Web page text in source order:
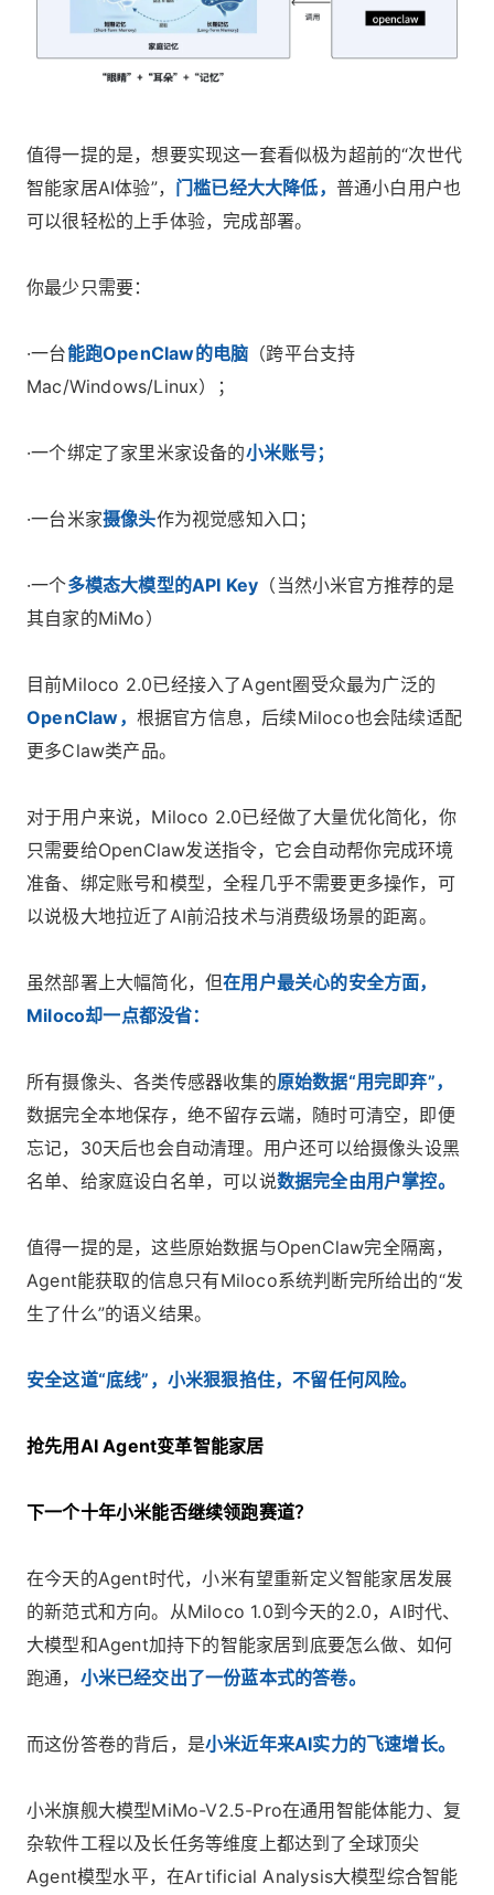
值得一提的是，想要实现这一套看似极为超前的“次世代
智能家居AI体验”， 门槛已经大大降低， 普通小白用户也
可以很轻松的上手体验，完成部署。
你最少只需要：
·一台能跑OpenClaw的电脑 （跨平台支持
Mac/Windows/Linux）；
·一个绑定了家里米家设备的小米账号；
·一台米家摄像头作为视觉感知入口；
·一个多模态大模型的API Key （当然小米官方推荐的是
其自家的MiMo）
目前Miloco 2.0已经接入了Agent圈受众最为广泛的
OpenClaw， 根据官方信息，后续Miloco也会陆续适配
更多Claw类产品。
对于用户来说，Miloco 2.0已经做了大量优化简化，你
只需要给OpenClaw发送指令，它会自动帮你完成环境
准备、绑定账号和模型，全程几乎不需要更多操作，可
以说极大地拉近了AI前沿技术与消费级场景的距离。
虽然部署上大幅简化，但在用户最关心的安全方面，
Miloco却一点都没省：
所有摄像头、各类传感器收集的原始数据“用完即弃”，
数据完全本地保存，绝不留存云端，随时可清空，即便
忘记，30天后也会自动清理。用户还可以给摄像头设黑
名单、给家庭设白名单，可以说数据完全由用户掌控。
值得一提的是，这些原始数据与OpenClaw完全隔离，
Agent能获取的信息只有Miloco系统判断完所给出的“发
生了什么”的语义结果。
安全这道“底线”，小米狠狠掐住，不留任何风险。
抢先用AI Agent变革智能家居
下一个十年小米能否继续领跑赛道？
在今天的Agent时代，小米有望重新定义智能家居发展
的新范式和方向。从Miloco 1.0到今天的2.0，AI时代、
大模型和Agent加持下的智能家居到底要怎么做、如何
跑通， 小米已经交出了一份蓝本式的答卷。
而这份答卷的背后，是小米近年来AI实力的飞速增长。
小米旗舰大模型MiMo-V2.5-Pro在通用智能体能力、复
杂软件工程以及长任务等维度上都达到了全球顶尖
Agent模型水平，在Artificial Analysis大模型综合智能